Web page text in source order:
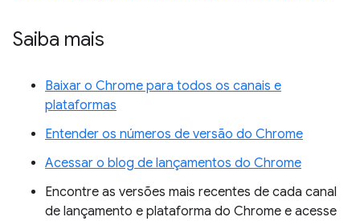
Saiba mais
Baixar o Chrome para todos os canais e
plataformas
Entender os números de versão do Chrome
Acessar o blog de lançamentos do Chrome
Encontre as versões mais recentes de cada canal
de lançamento e plataforma do Chrome e acesse